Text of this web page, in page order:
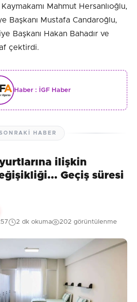
Mahmut Hersanlıoğlu,
Başkanı Mustafa Candaroğlu,
Başkanı Hakan Bahadır ve
çektirdi.
Haber : İGF Haber
HABER
ilişkin
Geçiş süresi
2 dk okuma 202 görüntülenme